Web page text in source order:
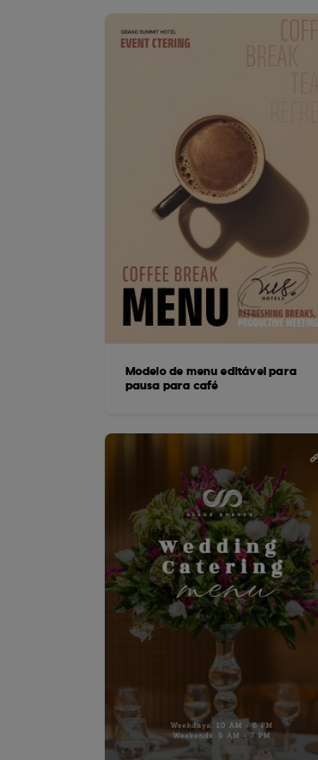
Modelo de menu editável para
pausa para café